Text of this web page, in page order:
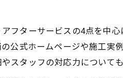
フターサービスの4点を中心
公式ホームページや施工
スタッフの対応力についても